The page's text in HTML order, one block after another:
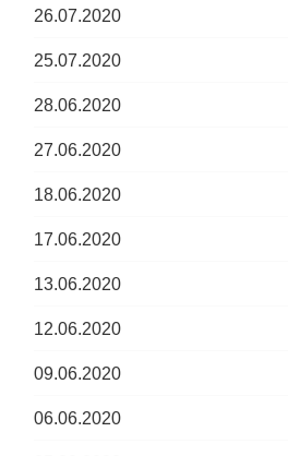
26.07.2020
25.07.2020
28.06.2020
27.06.2020
18.06.2020
17.06.2020
13.06.2020
12.06.2020
09.06.2020
06.06.2020